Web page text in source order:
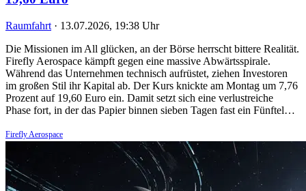
Raumfahrt · 13.07.2026, 19:38 Uhr
Die Missionen im All glücken, an der Börse herrscht bittere Realität.
Firefly Aerospace kämpft gegen eine massive Abwärtsspirale.
Während das Unternehmen technisch aufrüstet, ziehen Investoren
im großen Stil ihr Kapital ab. Der Kurs knickte am Montag um 7,76
Prozent auf 19,60 Euro ein. Damit setzt sich eine verlustreiche
Phase fort, in der das Papier binnen sieben Tagen fast ein Fünftel…
Firefly Aerospace